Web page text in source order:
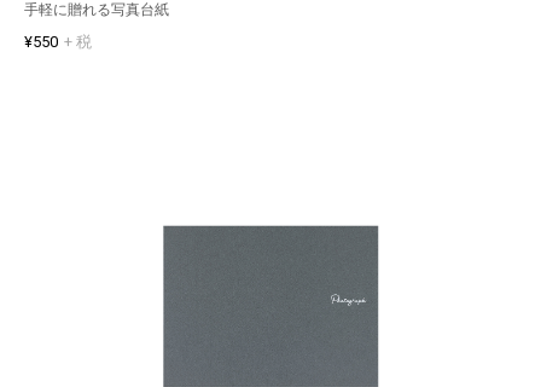
手軽に贈れる写真台紙
¥550 + 税